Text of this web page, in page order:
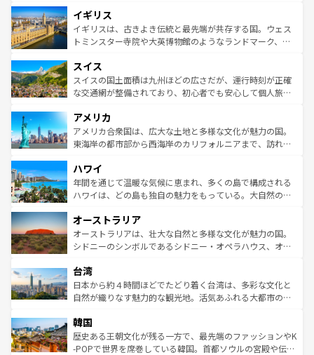
いる。シャンパンの発祥地であるランス、プロヴァンスの
香り高いラベンダー畑など、多彩な楽しみ方が可能だ。さ
らに、パリ以外の地域にも魅力が溢れており、どの街角に
れる地方に足を運ぶとそれぞれで全く異なる文化を体験で
きるだろう。 なお、新着のフランス情報はコンテンツ一覧
を参照してほしい。
顔を持つこの国は、どこを歩いても飽きることがない。ベ
ルリンの文化的活気、バイエルン州のアルプスの絶景、そ
してライン川沿いのワイン畑といった風景は必見。ビール
は、お酒好きな人にはぜひ体験してほしい。 なお、新着の
ドイツ情報はコンテンツ一覧を参照してほしい。
イギリス
イギリスは、古きよき伝統と最先端が共存する国。ウェス
トミンスター寺院や大英博物館のようなランドマーク、歴
リアごとに異なる魅力がある。また、優雅なアフタヌーン
ティー、ビール好きにはたまらない英国パブ、サッカー観
戦など、本場だからこそできる体験も豊富。イギリスを旅
ンツ一覧を参照してほしい。
スイス
スイスの国土面積は九州ほどの広さだが、運行時刻が正確
な交通網が整備されており、初心者でも安心して個人旅行
の建物がそのまま残る町や、スイスならではのユニークな
博物館もあり、アルプス観光だけでなく町歩きも満喫する
ことができる。国民の所得が高いため物価も高いが、旅行
ば市内交通費無料で観光を楽しむこともできる。 なお、新
着のスイス情報はコンテンツ一覧 を参照してほしい。
アメリカ
アメリカ合衆国は、広大な土地と多様な文化が魅力の国。
東海岸の都市部から西海岸のカリフォルニアまで、訪れる
のような巨大都市は、観光、ショッピング、エンターテイ
ンメントが詰まった刺激的なスポットだ。一方、アメリカ
西部には大自然が広がり、グランドキャニオンやイエロー
部のニューオーリンズでは、音楽と美食が融合した独特の
文化が魅力。旅行者はアメリカの各地域で異なる魅力を楽
しみながら、その多様性と豊かな歴史を感じることができ
ならではの贅沢な旅のスタイルだ。 なお、新着のアメリカ
情報はコンテンツ一覧を参照してほしい。
ハワイ
年間を通じて温暖な気候に恵まれ、多くの島で構成される
ハワイは、どの島も独自の魅力をもっている。大自然の神
ワイ島は見逃せない。また、定番の観光地といえばオアフ
島だが、静かな自然を求めるならマウイ島やカウアイ島が
おすすめ。エメラルドグリーンに輝く海をはじめ、豊かな
れるおもてなしの心で訪れる人々を迎えてくれるハワイの
人々、おいしいローカルフードやハワイアンミュージッ
ク、伝統的なフラダンスなど、すべてがハワイの魅力を彩
ワイを、存分に味わってほしい。 なお、新着のハワイ情報
はコンテンツ一覧を参照してほしい。
オーストラリア
オーストラリアは、壮大な自然と多様な文化が魅力の国。
シドニーのシンボルであるシドニー・オペラハウス、オー
リアリーフや大陸中央部にそびえるウルル（エアーズロッ
ク）、タスマニアの美しい原生林やケアンズの熱帯雨林な
ど、見どころがたくさん。また、カフェやワイン、オージ
いる。アクティビティも充実しており、サーフィンやダイ
ビング、ハイキングなど、アウトドア好きにはたまらな
い。オーストラリアの多彩な魅力を存分に味わいつくそ
台湾
日本から約４時間ほどでたどり着く台湾は、多彩な文化と
自然が織りなす魅力的な観光地。活気あふれる大都市の台
ン）、静ひつな山岳地帯である台湾東部など、都市の喧騒
と山間の静けさが共存しており、訪れる人に新しい発見と
驚きをもたらしてくれる。また、奥深い台湾の食文化も魅
韓国
歴史ある王朝文化が残る一方で、最先端のファッションやK
-POPで世界を席巻している韓国。首都ソウルの宮殿や伝統